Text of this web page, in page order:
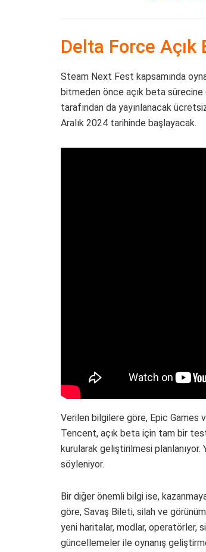
Delta Force
Steam Next Fest kapsamında
bitmeden önce açık beta
tarafından da yayınlanacak
Aralık 2024 tarihinde başlayacak.
Verilen bilgilere göre, Epic Games
Tencent, açık beta için tam bir
kurularak geliştirilmesi
söyleniyor.
Bir diğer önemli bilgi ise,
göre, Savaş Bileti, silah ve
yeni haritalar, modlar, operatörler,
güncellemeler ile oynanış